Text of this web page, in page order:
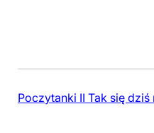
Poczytanki II Tak się dziś